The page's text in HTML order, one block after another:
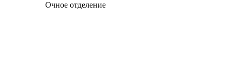
Очное отделение